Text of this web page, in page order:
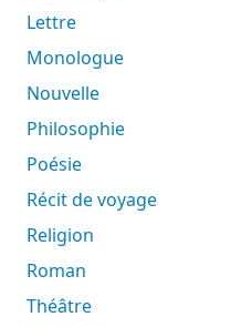
Lettre
Monologue
Nouvelle
Philosophie
Poésie
Récit de voyage
Religion
Roman
Théâtre